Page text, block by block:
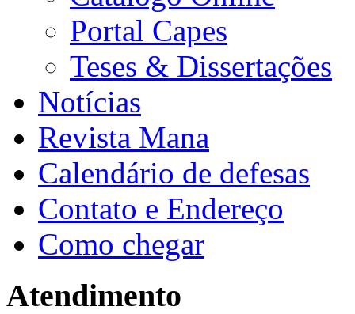
Portal Capes
Teses & Dissertações
Notícias
Revista Mana
Calendário de defesas
Contato e Endereço
Como chegar
Atendimento